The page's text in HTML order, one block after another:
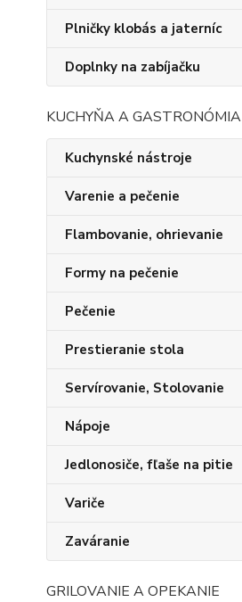
Plničky klobás a jaterníc
Doplnky na zabíjačku
KUCHYŇA A GASTRONÓMIA
Kuchynské nástroje
Varenie a pečenie
Flambovanie, ohrievanie
Formy na pečenie
Pečenie
Prestieranie stola
Servírovanie, Stolovanie
Nápoje
Jedlonosiče, fľaše na pitie
Variče
Zaváranie
GRILOVANIE A OPEKANIE